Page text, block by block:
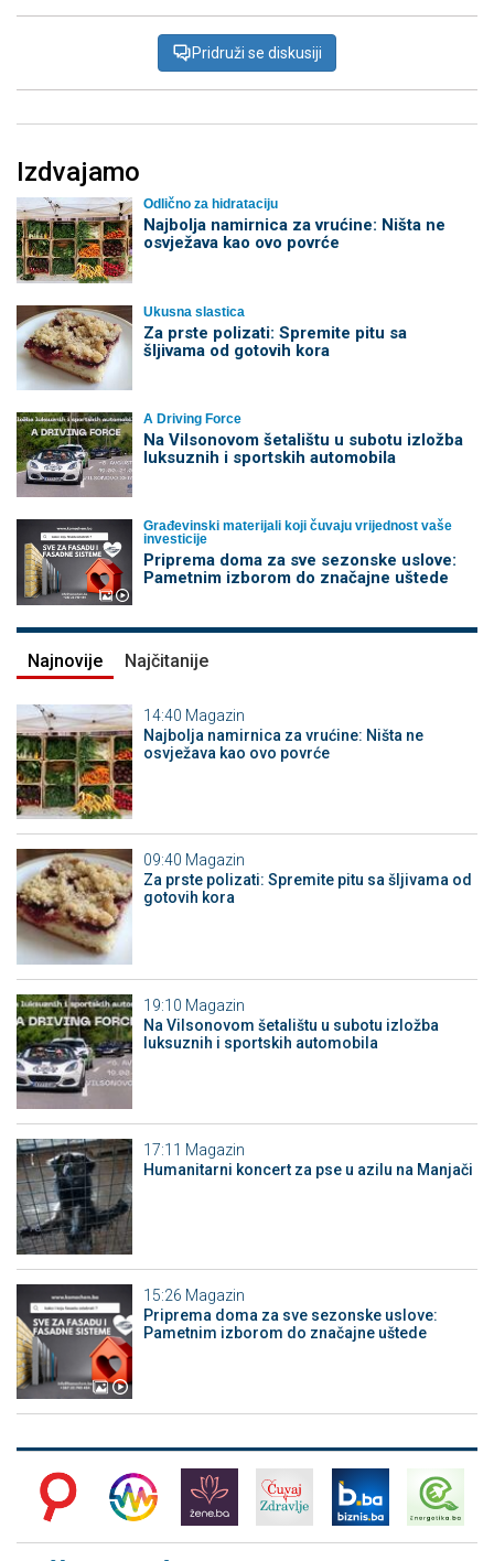
Pridruži se diskusiji
Izdvajamo
Odlično za hidrataciju
Najbolja namirnica za vrućine: Ništa ne
osvježava kao ovo povrće
Ukusna slastica
Za prste polizati: Spremite pitu sa
šljivama od gotovih kora
A Driving Force
Na Vilsonovom šetalištu u subotu izložba
luksuznih i sportskih automobila
Građevinski materijali koji čuvaju vrijednost vaše
investicije
Priprema doma za sve sezonske uslove:
Pametnim izborom do značajne uštede
Najnovije Najčitanije
14:40 Magazin
Najbolja namirnica za vrućine: Ništa ne
osvježava kao ovo povrće
09:40 Magazin
Za prste polizati: Spremite pitu sa šljivama od
gotovih kora
19:10 Magazin
Na Vilsonovom šetalištu u subotu izložba
luksuznih i sportskih automobila
17:11 Magazin
Humanitarni koncert za pse u azilu na Manjači
15:26 Magazin
Priprema doma za sve sezonske uslove:
Pametnim izborom do značajne uštede